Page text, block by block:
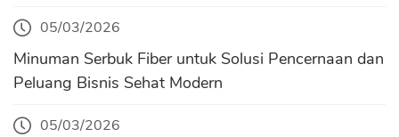
05/03/2026
Minuman Serbuk Fiber untuk Solusi Pencernaan dan
Peluang Bisnis Sehat Modern
05/03/2026